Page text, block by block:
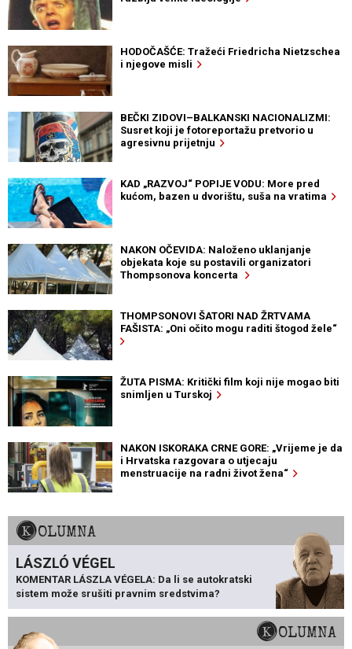
HODOČAŠĆE: Tražeći Friedricha Nietzschea
i njegove misli
BEČKI ZIDOVI–BALKANSKI NACIONALIZMI:
Susret koji je fotoreportažu pretvorio u
agresivnu prijetnju
KAD „RAZVOJ“ POPIJE VODU: More pred
kućom, bazen u dvorištu, suša na vratima
NAKON OČEVIDA: Naloženo uklanjanje
objekata koje su postavili organizatori
Thompsonova koncerta
THOMPSONOVI ŠATORI NAD ŽRTVAMA
FAŠISTA: „Oni očito mogu raditi štogod žele“
ŽUTA PISMA: Kritički film koji nije mogao biti
snimljen u Turskoj
NAKON ISKORAKA CRNE GORE: „Vrijeme je da
i Hrvatska razgovara o utjecaju
menstruacije na radni život žena“
KOLUMNA
LÁSZLÓ VÉGEL
KOMENTAR LÁSZLA VÉGELA: Da li se autokratski
sistem može srušiti pravnim sredstvima?
KOLUMNA